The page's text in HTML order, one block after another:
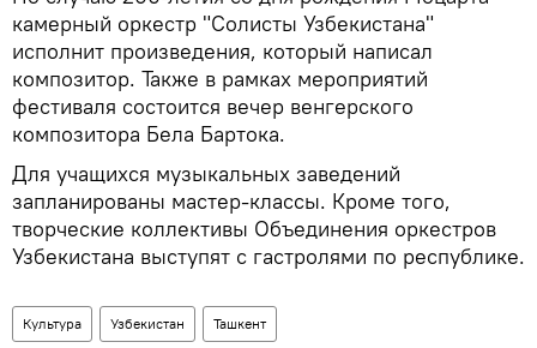
камерный оркестр "Солисты Узбекистана"
исполнит произведения, который написал
композитор. Также в рамках мероприятий
фестиваля состоится вечер венгерского
композитора Бела Бартока.
Для учащихся музыкальных заведений
запланированы мастер-классы. Кроме того,
творческие коллективы Объединения оркестров
Узбекистана выступят с гастролями по республике.
Культура Узбекистан Ташкент